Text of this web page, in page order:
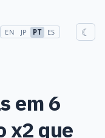
EN JP PT ES ☾
em 6
x2 que